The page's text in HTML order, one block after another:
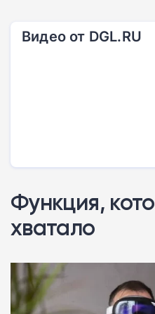
Видео от DGL.RU
Функция,
хватало